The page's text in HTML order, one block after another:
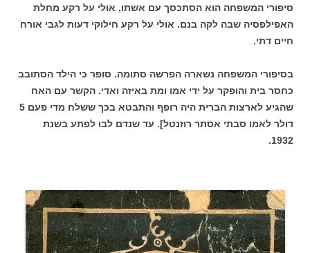
סיפורי המשפחה הוא הסתכסך עם אשתו, אולי על רקע מחלת
האפילפסיה שבה לקה בנם. אולי על רקע חילוקי דעות לגבי אורח
חיים דתי.
בסיפורי המשפחה נשארה הפרשה סתומה. סופר כי הילד הסתובב
כחסר בית והופקר על ידי אמו ומת באיזה ואדי. הקשר עם האח
שהגיע לארצות הברית היה רופף והתבטא בכך ששלח מדי פעם 5
דולר לאמו סבתי אסתר רוזנטל]. עד שנדם לבו לפתע בשנת
1932.